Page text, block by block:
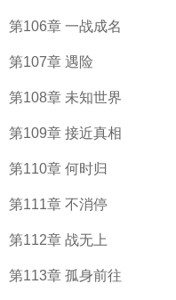
第106章 一战成名
第107章 遇险
第108章 未知世界
第109章 接近真相
第110章 何时归
第111章 不消停
第112章 战无上
第113章 孤身前往